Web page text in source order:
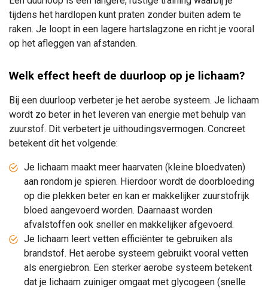
tijdens het hardlopen kunt praten zonder buiten adem te
raken. Je loopt in een lagere hartslagzone en richt je vooral
op het afleggen van afstanden.
Welk effect heeft de duurloop op je lichaam?
Bij een duurloop verbeter je het aerobe systeem. Je lichaam
wordt zo beter in het leveren van energie met behulp van
zuurstof. Dit verbetert je uithoudingsvermogen. Concreet
betekent dit het volgende:
Je lichaam maakt meer haarvaten (kleine bloedvaten)
aan rondom je spieren. Hierdoor wordt de doorbloeding
op die plekken beter en kan er makkelijker zuurstofrijk
bloed aangevoerd worden. Daarnaast worden
afvalstoffen ook sneller en makkelijker afgevoerd.
Je lichaam leert vetten efficiënter te gebruiken als
brandstof. Het aerobe systeem gebruikt vooral vetten
als energiebron. Een sterker aerobe systeem betekent
dat je lichaam zuiniger omgaat met glycogeen (snelle